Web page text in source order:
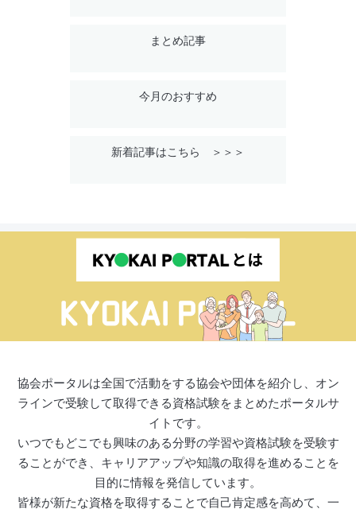
まとめ記事
今月のおすすめ
新着記事はこちら ＞＞＞
協会ポータルは全国で活動をする協会や団体を紹介し、オン
ラインで受験して取得できる資格試験をまとめたポータルサ
イトです。
いつでもどこでも興味のある分野の学習や資格試験を受験す
ることができ、キャリアアップや知識の取得を進めることを
目的に情報を発信しています。
皆様が新たな資格を取得することで自己肯定感を高めて、一